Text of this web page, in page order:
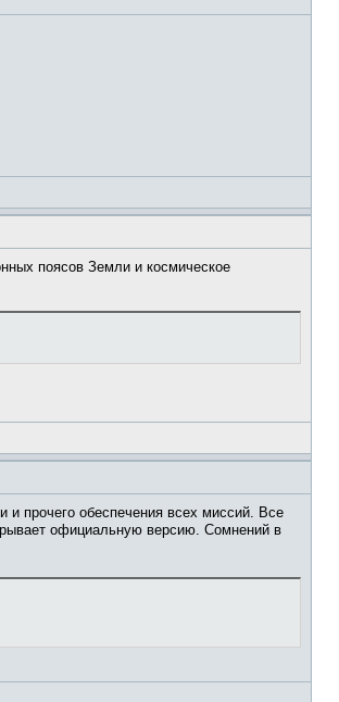
поясов Земли и космическое
и прочего обеспечения всех миссий. Все
официальную версию. Сомнений в